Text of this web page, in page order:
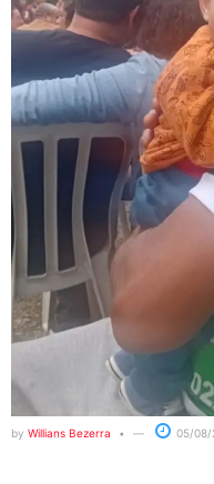
by Willians Bezerra 05/08/